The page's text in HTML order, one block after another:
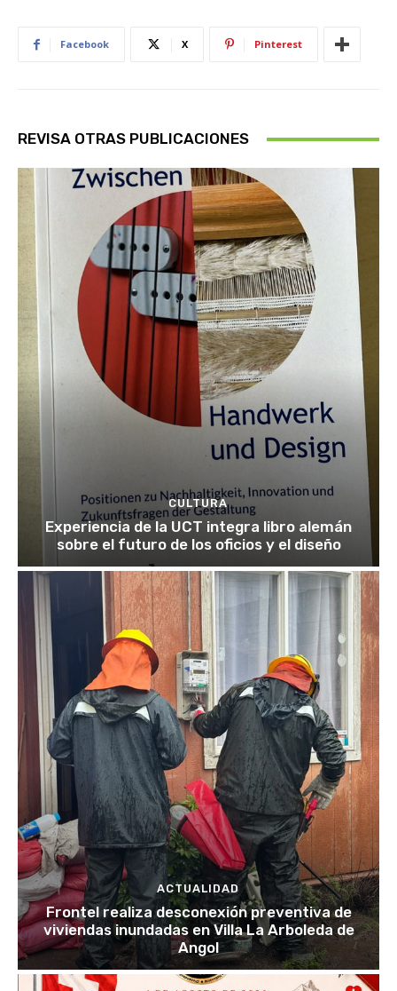
Facebook X Pinterest
REVISA OTRAS PUBLICACIONES
CULTURA
Experiencia de la UCT integra libro alemán
sobre el futuro de los oficios y el diseño
ACTUALIDAD
Frontel realiza desconexión preventiva de
viviendas inundadas en Villa La Arboleda de
Angol